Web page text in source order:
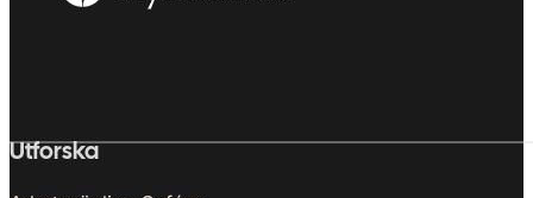
Utforska